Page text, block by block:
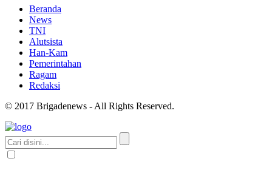
Beranda
News
TNI
Alutsista
Han-Kam
Pemerintahan
Ragam
Redaksi
© 2017 Brigadenews - All Rights Reserved.